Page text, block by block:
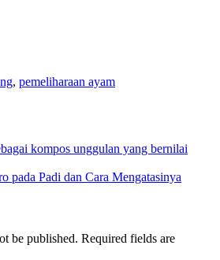
, pemeliharaan ayam
kompos unggulan yang bernilai
pada Padi dan Cara Mengatasinya
be published. Required fields are